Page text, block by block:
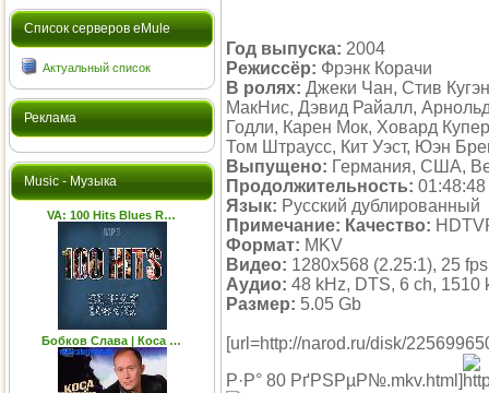
Cписок серверов eMule
Актуальный список
Реклама
Music - Музыка
VA: 100 Hits Blues R…
Бобков Слава | Коса …
Год выпуска: 2004
Режиссёр: Фрэнк Корачи
В ролях: Джеки Чан, Стив
МакНис, Дэвид Райалл,
Годли, Карен Мок, Ховард
Том Штраусс, Кит Уэст, Юэн
Выпущено: Германия, США,
Продолжительность: 01:48:48
Язык: Русский дублированный
Примечание: Качество:
Формат: MKV
Видео: 1280x568 (2.25:1), 25
Аудио: 48 kHz, DTS, 6 ch, 1510
Размер: 5.05 Gb
[url=http://narod.ru/disk/
Р·Р° 80 РґРЅРµР№.mkv.html]